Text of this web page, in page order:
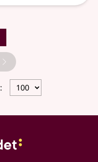
Neste side